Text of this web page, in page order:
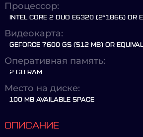
Процессор:
INTEL CORE 2 DUO E6320 (2*1866) OR
Видеокарта:
GEFORCE 7600 GS (512 MB) OR
Оперативная память:
2 GB RAM
Место на диске:
100 MB AVAILABLE SPACE
ОПИСАНИЕ